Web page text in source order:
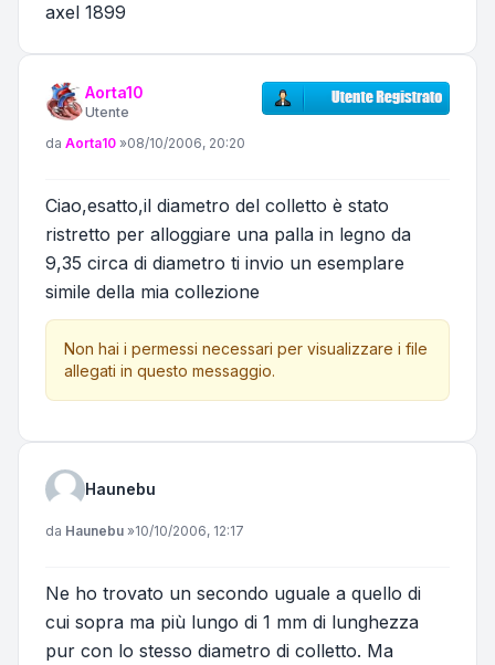
axel 1899
Aorta10
Utente
Messaggio
da Aorta10 »08/10/2006, 20:20
Ciao,esatto,il diametro del colletto è stato
ristretto per alloggiare una palla in legno da
9,35 circa di diametro ti invio un esemplare
simile della mia collezione
Non hai i permessi necessari per visualizzare i file
allegati in questo messaggio.
Haunebu
Messaggio
da Haunebu »10/10/2006, 12:17
Ne ho trovato un secondo uguale a quello di
cui sopra ma più lungo di 1 mm di lunghezza
pur con lo stesso diametro di colletto. Ma